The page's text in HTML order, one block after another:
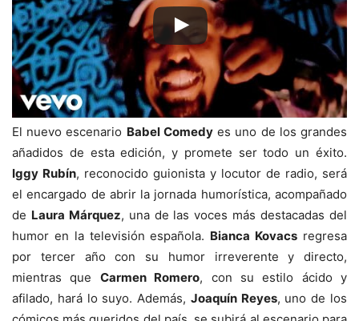
El nuevo escenario Babel Comedyes uno de los grandes
añadidos de esta edición, y promete ser todo un éxito.
Iggy Rubín, reconocido guionista y locutor de radio, será
el encargado de abrir la jornada humorística, acompañado
de Laura Márquez, una de las voces más destacadas del
humor en la televisión española. Bianca Kovacs regresa
por tercer año con su humor irreverente y directo,
mientras que Carmen Romero, con su estilo ácido y
afilado, hará lo suyo. Además, Joaquín Reyes, uno de los